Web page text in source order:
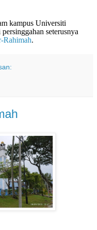
kampus Universiti
seterusnya
Rahimah.